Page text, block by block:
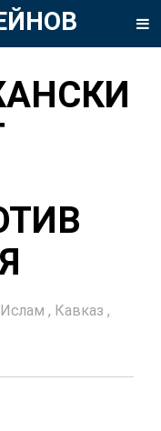
Ислам , Кавказ ,